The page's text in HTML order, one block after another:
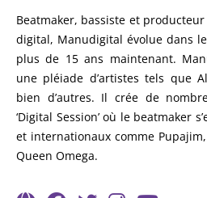
Beatmaker, bassiste et
digital, Manudigital évolue dans
plus de 15 ans maintenant.
une pléiade d’artistes tels que
bien d’autres. Il crée de
‘Digital Session’ où le beatmaker
et internationaux comme
Queen Omega.